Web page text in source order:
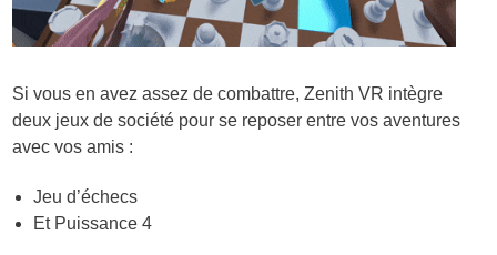
Si vous en avez assez de combattre, Zenith VR intègre
deux jeux de société pour se reposer entre vos aventures
avec vos amis :
Jeu d’échecs
Et Puissance 4